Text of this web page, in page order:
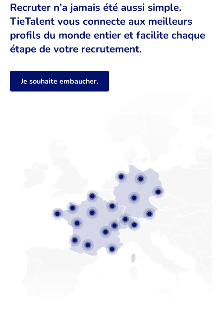
Recruter n’a jamais été aussi simple.
TieTalent vous connecte aux meilleurs
profils du monde entier et facilite chaque
étape de votre recrutement.
Je souhaite embaucher.